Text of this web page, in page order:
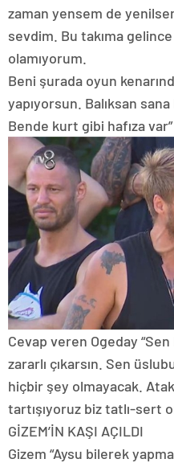
zaman yensem de
sevdim. Bu takıma
olamıyorum.
Beni şurada oyun
yapıyorsun. Balıksan
Bende kurt gibi hafıza var”
Cevap veren Ogeday
zararlı çıkarsın. Sen
hiçbir şey olmayacak.
tartışıyoruz biz tatlı-sert
GİZEM’İN KAŞI AÇILDI
Gizem “Aysu bilerek